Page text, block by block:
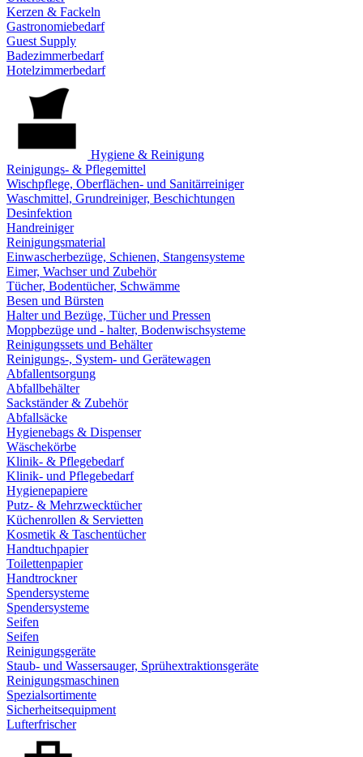
Kerzen & Fackeln
Gastronomiebedarf
Guest Supply
Badezimmerbedarf
Hotelzimmerbedarf
Hygiene & Reinigung
Reinigungs- & Pflegemittel
Wischpflege, Oberflächen- und Sanitärreiniger
Waschmittel, Grundreiniger, Beschichtungen
Desinfektion
Handreiniger
Reinigungsmaterial
Einwascherbezüge, Schienen, Stangensysteme
Eimer, Wachser und Zubehör
Tücher, Bodentücher, Schwämme
Besen und Bürsten
Halter und Bezüge, Tücher und Pressen
Moppbezüge und - halter, Bodenwischsysteme
Reinigungssets und Behälter
Reinigungs-, System- und Gerätewagen
Abfallentsorgung
Abfallbehälter
Sackständer & Zubehör
Abfallsäcke
Hygienebags & Dispenser
Wäschekörbe
Klinik- & Pflegebedarf
Klinik- und Pflegebedarf
Hygienepapiere
Putz- & Mehrzwecktücher
Küchenrollen & Servietten
Kosmetik & Taschentücher
Handtuchpapier
Toilettenpapier
Handtrockner
Spendersysteme
Spendersysteme
Seifen
Seifen
Reinigungsgeräte
Staub- und Wassersauger, Sprühextraktionsgeräte
Reinigungsmaschinen
Spezialsortimente
Sicherheitsequipment
Lufterfrischer